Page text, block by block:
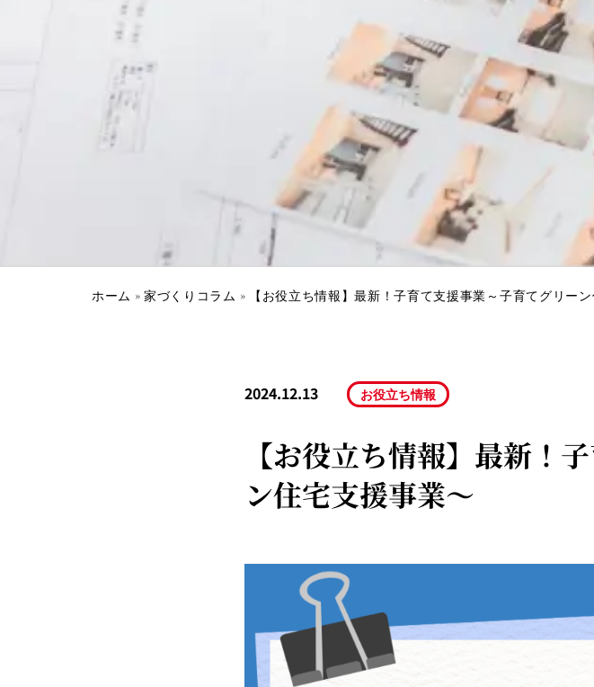
ホーム »家づくりコラム » 【お役立ち情報】最新！子育て支援事業～子育てグリー
2024.12.13 お役立ち情報
【お役立ち情報】最新！
ン住宅支援事業～